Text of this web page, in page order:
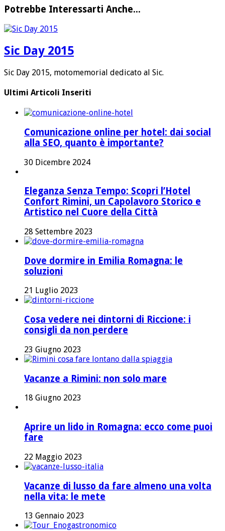
Potrebbe Interessarti Anche...
Sic Day 2015
Sic Day 2015, motomemorial dedicato al Sic.
Ultimi Articoli Inseriti
Comunicazione online per hotel: dai social
alla SEO, quanto è importante?
30 Dicembre 2024
Eleganza Senza Tempo: Scopri l’Hotel
Confort Rimini, un Capolavoro Storico e
Artistico nel Cuore della Città
28 Settembre 2023
Dove dormire in Emilia Romagna: le
soluzioni
21 Luglio 2023
Cosa vedere nei dintorni di Riccione: i
consigli da non perdere
23 Giugno 2023
Vacanze a Rimini: non solo mare
18 Giugno 2023
Aprire un lido in Romagna: ecco come puoi
fare
22 Maggio 2023
Vacanze di lusso da fare almeno una volta
nella vita: le mete
13 Gennaio 2023